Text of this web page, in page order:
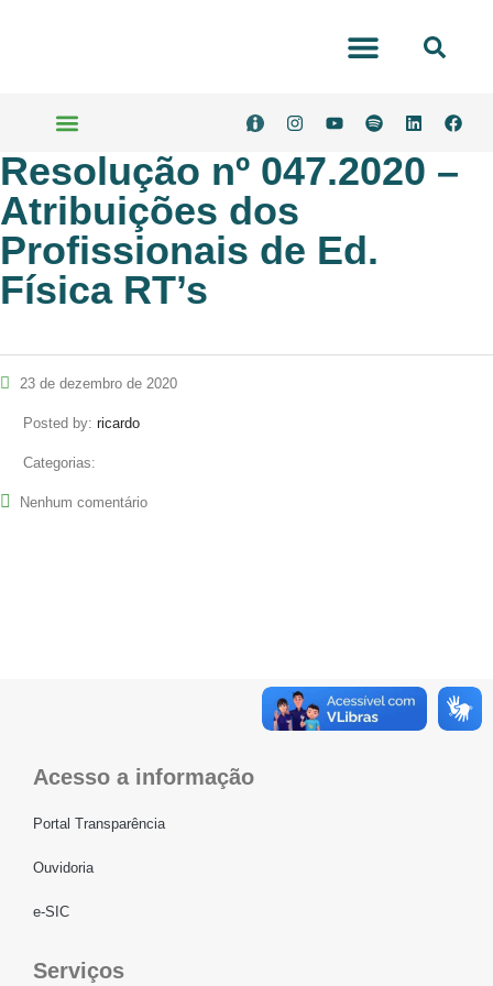
Resolução nº 047.2020 –
Atribuições dos
Profissionais de Ed.
Física RT’s
23 de dezembro de 2020
Posted by: ricardo
Categorias:
Nenhum comentário
Acesso a informação
Portal Transparência
Ouvidoria
e-SIC
Serviços